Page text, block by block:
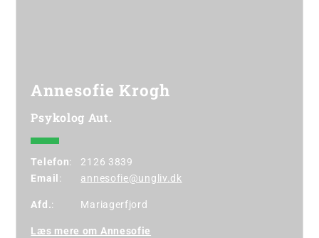
Annesofie Krogh
Psykolog Aut.
Telefon:
2126 3839
Email : annesofie@ungliv.dk
Afd.: Mariagerfjord
Læs mere om Annesofie